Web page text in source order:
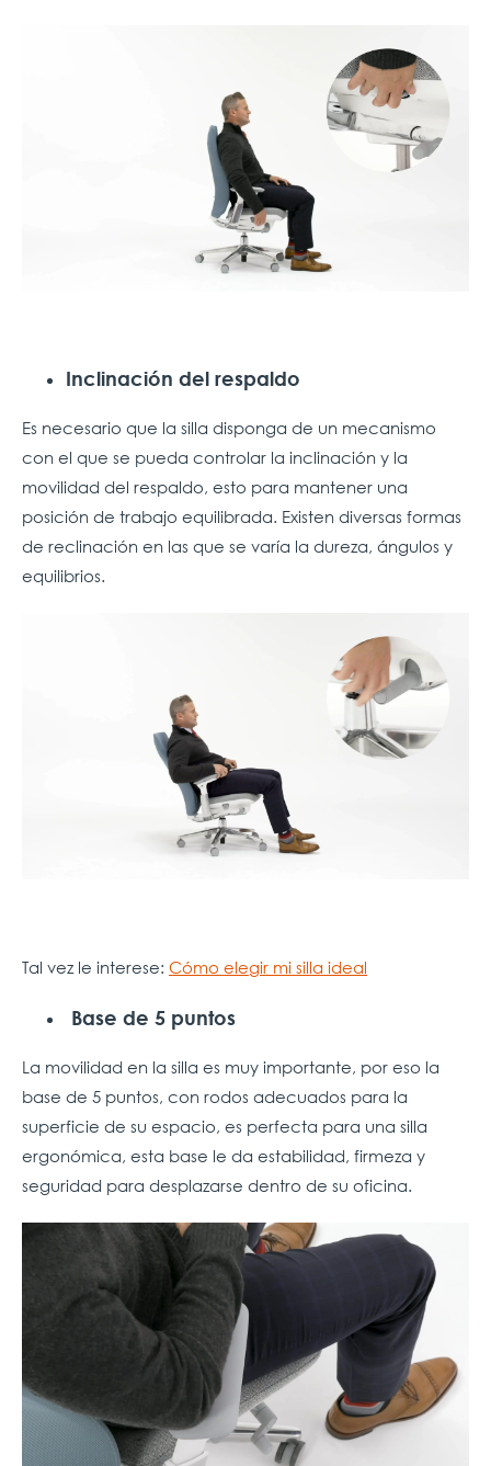
Inclinación del respaldo
Es necesario que la silla disponga de un mecanismo
con el que se pueda controlar la inclinación y la
movilidad del respaldo, esto para mantener una
posición de trabajo equilibrada. Existen diversas formas
de reclinación en las que se varía la dureza, ángulos y
equilibrios.
Tal vez le interese: Cómo elegir mi silla ideal
Base de 5 puntos
La movilidad en la silla es muy importante, por eso la
base de 5 puntos, con rodos adecuados para la
superficie de su espacio, es perfecta para una silla
ergonómica, esta base le da estabilidad, firmeza y
seguridad para desplazarse dentro de su oficina.